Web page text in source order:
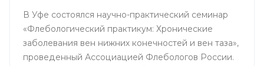
В Уфе состоялся научно-практический семинар
«Флебологический практикум: Хронические
заболевания вен нижних конечностей и вен таза»,
проведенный Ассоциацией Флебологов России.